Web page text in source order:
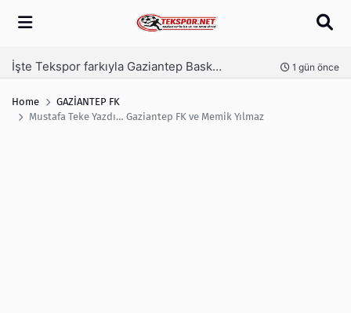
Arama
İşte Tekspor farkıyla Gaziantep Basketbol’un yeni yönetimi 1 gün önce
Home
GAZİANTEP FK
Mustafa Teke Yazdı… Gaziantep FK ve Memik Yılmaz